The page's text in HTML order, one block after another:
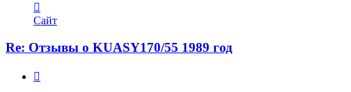
информация
пользователя
Сайт
Re: Отзывы о KUASY170/55 1989 год